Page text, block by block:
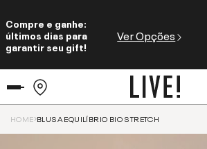
Compre e ganhe:
últimos dias para
garantir seu gift!
Ver Opções
HOME BLUSA EQUILÍBRIO BIO STRETCH